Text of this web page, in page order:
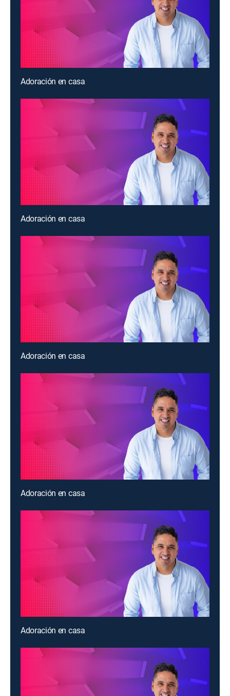
Adoración en casa
Adoración en casa
Adoración en casa
Adoración en casa
Adoración en casa